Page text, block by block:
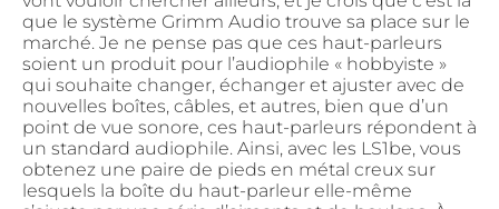
que le système Grimm Audio trouve sa place sur le
marché. Je ne pense pas que ces haut-parleurs
soient un produit pour l’audiophile « hobbyiste »
qui souhaite changer, échanger et ajuster avec de
nouvelles boîtes, câbles, et autres, bien que d’un
point de vue sonore, ces haut-parleurs répondent à
un standard audiophile. Ainsi, avec les LS1be, vous
obtenez une paire de pieds en métal creux sur
lesquels la boîte du haut-parleur elle-même